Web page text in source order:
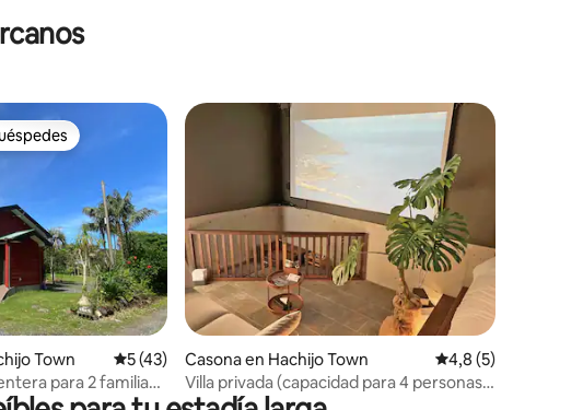
88 evaluaciones
más destacados
Town Calificación promedio: 5 de 5. 43 evaluaciones
5 (43)
para 2 familias,
Casona en Hachijo Town Calificación
4,8 (5)
Villa privada (capacidad para 4 personas,
se admiten mascotas)